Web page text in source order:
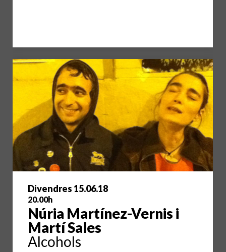
Divendres 15.06.18
20.00h
Núria Martínez-Vernis i
Martí Sales
Alcohols